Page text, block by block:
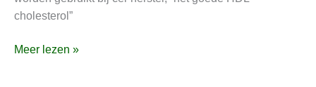
cholesterol”
glucoseregulatie
Meer lezen »